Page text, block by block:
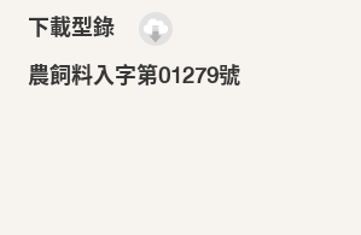
下載型錄
農飼料入字第01279號